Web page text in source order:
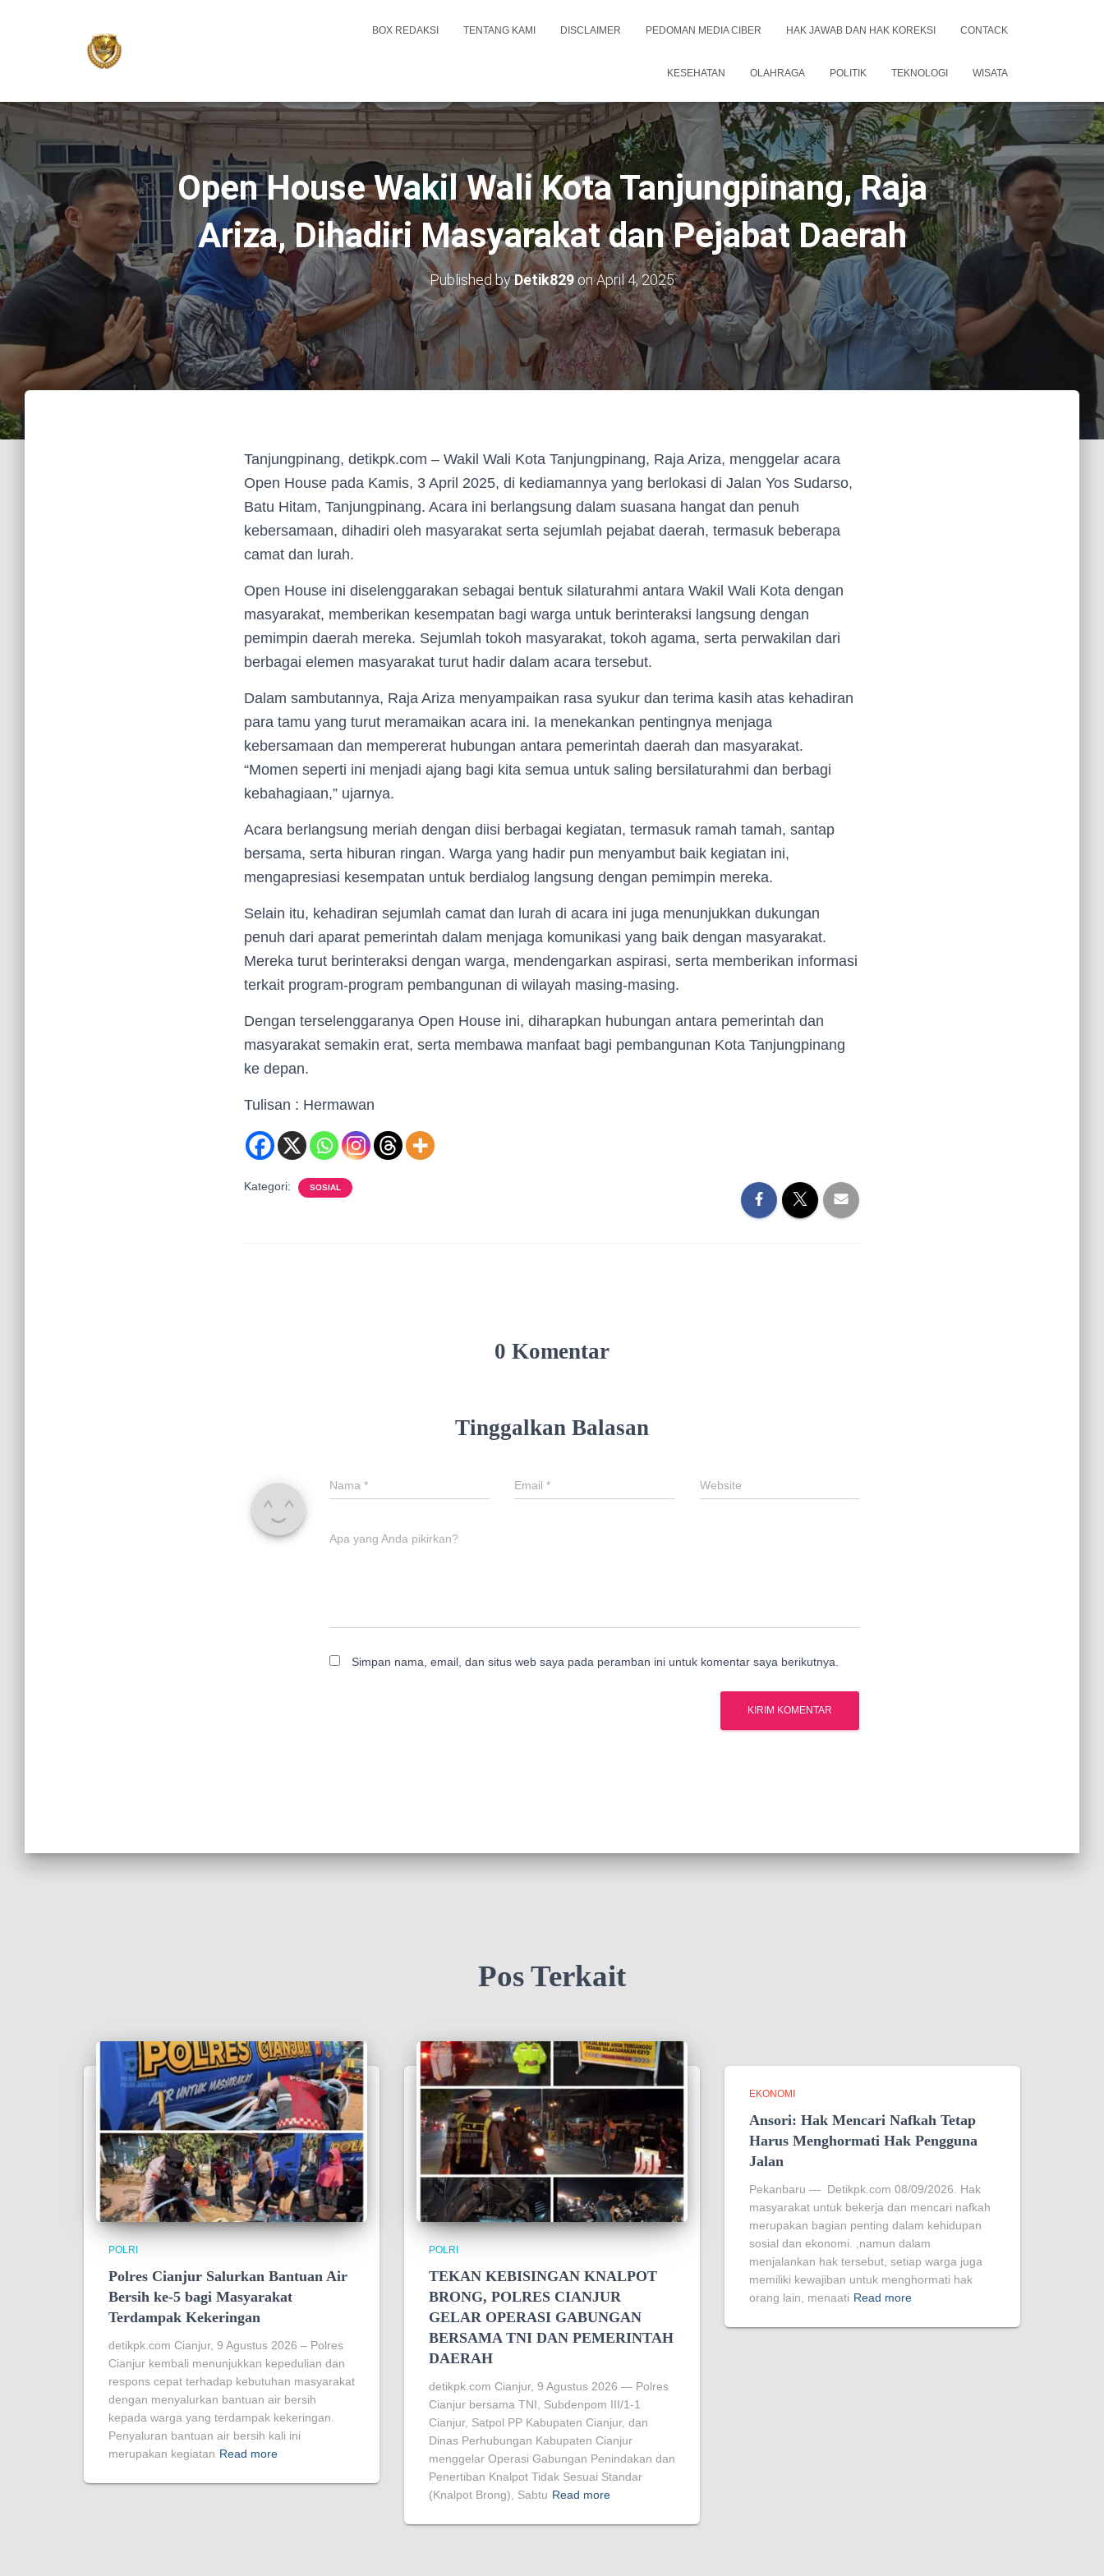
BOX REDAKSI TENTANG KAMI DISCLAIMER PEDOMAN MEDIA CIBER HAK JAWAB DAN HAK KOREKSI CONTACK
KESEHATAN OLAHRAGA POLITIK TEKNOLOGI WISATA
Open House Wakil Wali Kota Tanjungpinang, Raja
Ariza, Dihadiri Masyarakat dan Pejabat Daerah
Published byDetik829 onApril 4, 2025
Tanjungpinang, detikpk.com – Wakil Wali Kota Tanjungpinang, Raja Ariza, menggelar acara
Open House pada Kamis, 3 April 2025, di kediamannya yang berlokasi di Jalan Yos Sudarso,
Batu Hitam, Tanjungpinang. Acara ini berlangsung dalam suasana hangat dan penuh
kebersamaan, dihadiri oleh masyarakat serta sejumlah pejabat daerah, termasuk beberapa
camat dan lurah.
Open House ini diselenggarakan sebagai bentuk silaturahmi antara Wakil Wali Kota dengan
masyarakat, memberikan kesempatan bagi warga untuk berinteraksi langsung dengan
pemimpin daerah mereka. Sejumlah tokoh masyarakat, tokoh agama, serta perwakilan dari
berbagai elemen masyarakat turut hadir dalam acara tersebut.
Dalam sambutannya, Raja Ariza menyampaikan rasa syukur dan terima kasih atas kehadiran
para tamu yang turut meramaikan acara ini. Ia menekankan pentingnya menjaga
kebersamaan dan mempererat hubungan antara pemerintah daerah dan masyarakat.
“Momen seperti ini menjadi ajang bagi kita semua untuk saling bersilaturahmi dan berbagi
kebahagiaan,” ujarnya.
Acara berlangsung meriah dengan diisi berbagai kegiatan, termasuk ramah tamah, santap
bersama, serta hiburan ringan. Warga yang hadir pun menyambut baik kegiatan ini,
mengapresiasi kesempatan untuk berdialog langsung dengan pemimpin mereka.
Selain itu, kehadiran sejumlah camat dan lurah di acara ini juga menunjukkan dukungan
penuh dari aparat pemerintah dalam menjaga komunikasi yang baik dengan masyarakat.
Mereka turut berinteraksi dengan warga, mendengarkan aspirasi, serta memberikan informasi
terkait program-program pembangunan di wilayah masing-masing.
Dengan terselenggaranya Open House ini, diharapkan hubungan antara pemerintah dan
masyarakat semakin erat, serta membawa manfaat bagi pembangunan Kota Tanjungpinang
ke depan.
Tulisan : Hermawan
Kategori: SOSIAL
0 Komentar
Tinggalkan Balasan
Nama * Email* Website
Apa yang Anda pikirkan?
Simpan nama, email, dan situs web saya pada peramban ini untuk komentar saya berikutnya.
Pos Terkait
POLRI
Polres Cianjur Salurkan Bantuan Air
Bersih ke-5 bagi Masyarakat
Terdampak Kekeringan
detikpk.com Cianjur, 9 Agustus 2026 – Polres
Cianjur kembali menunjukkan kepedulian dan
respons cepat terhadap kebutuhan masyarakat
dengan menyalurkan bantuan air bersih
kepada warga yang terdampak kekeringan.
Penyaluran bantuan air bersih kali ini
merupakan kegiatan Read more
POLRI
TEKAN KEBISINGAN KNALPOT
BRONG, POLRES CIANJUR
GELAR OPERASI GABUNGAN
BERSAMA TNI DAN PEMERINTAH
DAERAH
detikpk.com Cianjur, 9 Agustus 2026 — Polres
Cianjur bersama TNI, Subdenpom III/1-1
Cianjur, Satpol PP Kabupaten Cianjur, dan
Dinas Perhubungan Kabupaten Cianjur
menggelar Operasi Gabungan Penindakan dan
Penertiban Knalpot Tidak Sesuai Standar
(Knalpot Brong), Sabtu Read more
EKONOMI
Ansori: Hak Mencari Nafkah Tetap
Harus Menghormati Hak Pengguna
Jalan
Pekanbaru — Detikpk.com 08/09/2026. Hak
masyarakat untuk bekerja dan mencari nafkah
merupakan bagian penting dalam kehidupan
sosial dan ekonomi. ,namun dalam
menjalankan hak tersebut, setiap warga juga
memiliki kewajiban untuk menghormati hak
orang lain, menaati Read more